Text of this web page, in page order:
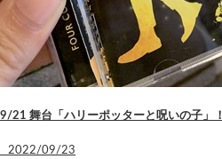
9/21 舞台「ハリーポッターと呪いの子」！
2022/09/23